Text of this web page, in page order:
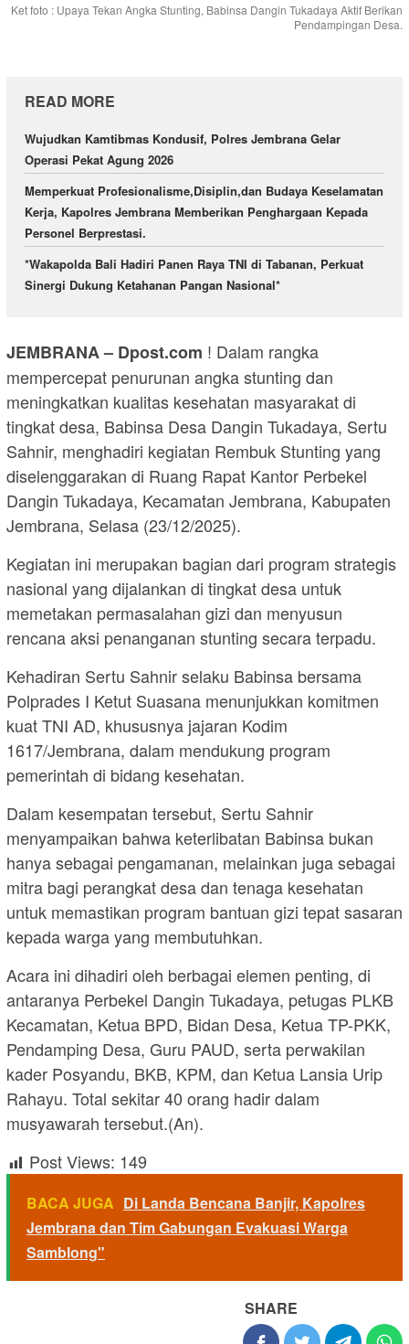
Ket foto : Upaya Tekan Angka Stunting, Babinsa Dangin Tukadaya Aktif Berikan
Pendampingan Desa.
READ MORE
Wujudkan Kamtibmas Kondusif, Polres Jembrana Gelar
Operasi Pekat Agung 2026
Memperkuat Profesionalisme,Disiplin,dan Budaya Keselamatan
Kerja, Kapolres Jembrana Memberikan Penghargaan Kepada
Personel Berprestasi.
*Wakapolda Bali Hadiri Panen Raya TNI di Tabanan, Perkuat
Sinergi Dukung Ketahanan Pangan Nasional*
JEMBRANA – Dpost.com ! Dalam rangka
mempercepat penurunan angka stunting dan
meningkatkan kualitas kesehatan masyarakat di
tingkat desa, Babinsa Desa Dangin Tukadaya, Sertu
Sahnir, menghadiri kegiatan Rembuk Stunting yang
diselenggarakan di Ruang Rapat Kantor Perbekel
Dangin Tukadaya, Kecamatan Jembrana, Kabupaten
Jembrana, Selasa (23/12/2025).
Kegiatan ini merupakan bagian dari program strategis
nasional yang dijalankan di tingkat desa untuk
memetakan permasalahan gizi dan menyusun
rencana aksi penanganan stunting secara terpadu.
Kehadiran Sertu Sahnir selaku Babinsa bersama
Polprades I Ketut Suasana menunjukkan komitmen
kuat TNI AD, khususnya jajaran Kodim
1617/Jembrana, dalam mendukung program
pemerintah di bidang kesehatan.
Dalam kesempatan tersebut, Sertu Sahnir
menyampaikan bahwa keterlibatan Babinsa bukan
hanya sebagai pengamanan, melainkan juga sebagai
mitra bagi perangkat desa dan tenaga kesehatan
untuk memastikan program bantuan gizi tepat sasaran
kepada warga yang membutuhkan.
Acara ini dihadiri oleh berbagai elemen penting, di
antaranya Perbekel Dangin Tukadaya, petugas PLKB
Kecamatan, Ketua BPD, Bidan Desa, Ketua TP-PKK,
Pendamping Desa, Guru PAUD, serta perwakilan
kader Posyandu, BKB, KPM, dan Ketua Lansia Urip
Rahayu. Total sekitar 40 orang hadir dalam
musyawarah tersebut.(An).
Post Views: 149
BACA JUGA Di Landa Bencana Banjir, Kapolres
Jembrana dan Tim Gabungan Evakuasi Warga
Samblong"
SHARE